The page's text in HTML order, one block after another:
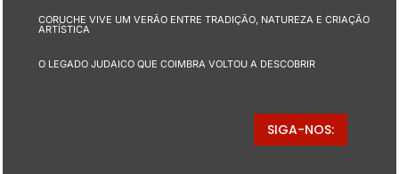
CORUCHE VIVE UM VERÃO ENTRE TRADIÇÃO, NATUREZA E CRIAÇÃO
ARTÍSTICA
O LEGADO JUDAICO QUE COIMBRA VOLTOU A DESCOBRIR
SIGA-NOS: